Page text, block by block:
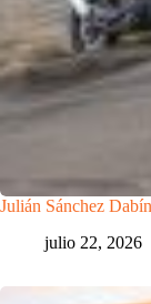
Julián Sánchez
julio 22, 2026